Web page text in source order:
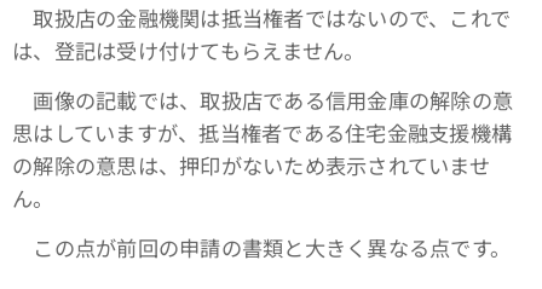
取扱店の金融機関は抵当権者ではないので、これで
は、登記は受け付けてもらえません。
画像の記載では、取扱店である信用金庫の解除の意
思はしていますが、抵当権者である住宅金融支援機構
の解除の意思は、押印がないため表示されていませ
ん。
この点が前回の申請の書類と大きく異なる点です。